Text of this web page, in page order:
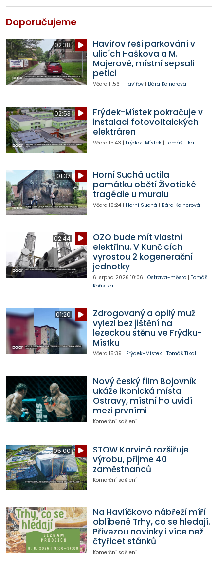
Doporučujeme
02:38
Havířov řeší parkování v
ulicích Haškova a M.
Majerové, místní sepsali
petici
Včera 11:56 | Havířov| Bára Kelnerová
02:53
Frýdek-Místek pokračuje v
instalaci fotovoltaických
elektráren
Včera 15:43 | Frýdek-Místek| Tomáš Tikal
01:37
Horní Suchá uctila
památku obětí Životické
tragédie u muralu
Včera 10:24| Horní Suchá | Bára Kelnerová
02:44
OZO bude mít vlastní
elektřinu. V Kunčicích
vyrostou 2 kogenerační
jednotky
6. srpna 2026 10:06 | Ostrava-město| Tomáš
Kořistka
01:20
Zdrogovaný a opilý muž
vylezl bez jištění na
lezeckou stěnu ve Frýdku-
Místku
Včera 15:39 | Frýdek-Místek| Tomáš Tikal
Nový český film Bojovník
ukáže ikonická místa
Ostravy, místní ho uvidí
mezi prvními
Komerční sdělení
05:00
STOW Karviná rozšiřuje
výrobu, přijme 40
zaměstnanců
Komerční sdělení
Na Havlíčkovo nábřeží míří
oblíbené Trhy, co se hledají.
Přivezou novinky i více než
čtyřicet stánků
Komerční sdělení